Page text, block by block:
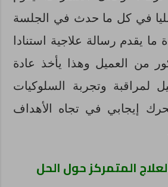
مليا في كل ما حدث في الجلسة
ما يقدم رسالة علاجية استنادا
من العميل وهذا يأخذ عادة
لمراقبة وتجربة السلوكيات
إيجابي في تجاه الأهداف
المتمركز حول الحل